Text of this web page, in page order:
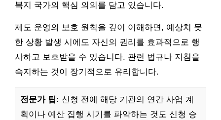
복지 국가의 핵심 의의를 담고 있습니다.
제도 운영의 보호 원칙을 깊이 이해하면, 예상치 못
한 상황 발생 시에도 자신의 권리를 효과적으로 행
사하고 보호받을 수 있습니다. 관련 법규나 지침을
숙지하는 것이 장기적으로 유리합니다.
전문가 팁: 신청 전에 해당 기관의 연간 사업 계
획이나 예산 집행 시기를 파악하는 것도 신청 승